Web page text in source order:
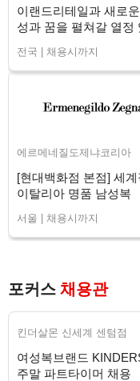
이랜드리테일과 새로
성과 꿈을 펼쳐갈 열정
전국 | 채용시까지
에르메네질도제냐코리아
[현대백화점 본점] 세계
이탈리아 명품 남성복
서울 | 채용시까지
포커스 채용관
킨더살몬 신세계 센텀점
여성복브랜드
주말 파트타이머 채용